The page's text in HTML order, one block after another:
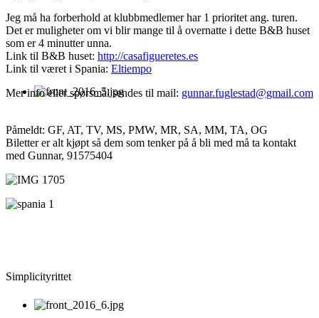
Jeg må ha forberhold at klubbmedlemer har 1 prioritet ang. turen.
Det er muligheter om vi blir mange til å overnatte i dette B&B huset
som er 4 minutter unna.
Link til B&B huset: http://casafigueretes.es
Link til været i Spania: Eltiempo
Mer info eller spørsmål sendes til mail: gunnar.fuglestad@gmail.com
Påmeldt: GF, AT, TV, MS, PMW, MR, SA, MM, TA, OG
Biletter er alt kjøpt så dem som tenker på å bli med må ta kontakt
med Gunnar, 91575404
Simplicityrittet